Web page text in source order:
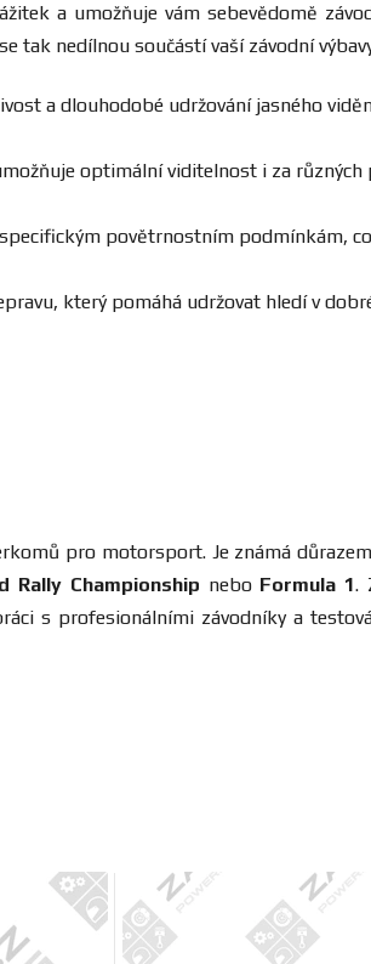
a umožňuje vám sebevědomě
tak nedílnou součástí vaší závodní
a dlouhodobé udržování jasného
optimální viditelnost i za
povětrnostním podmínkám,
který pomáhá udržovat hledí v
pro motorsport. Je známá
Rally Championship nebo Formula 1.
s profesionálními závodníky a